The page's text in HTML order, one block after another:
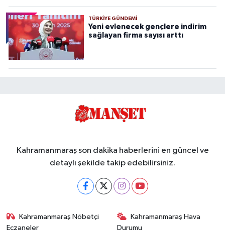
TÜRKIYE GÜNDEMI
Yeni evlenecek gençlere indirim
sağlayan firma sayısı arttı
Kahramanmaraş son dakika haberlerini en güncel ve
detaylı şekilde takip edebilirsiniz.
Kahramanmaraş Nöbetçi
Eczaneler
Kahramanmaraş Hava
Durumu